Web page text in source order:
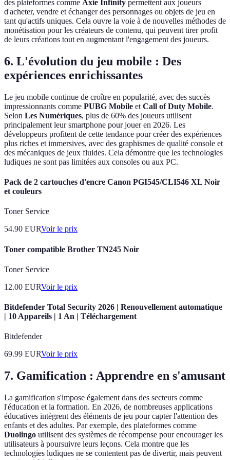
des plateformes comme Axie Infinity permettent aux joueurs
d'acheter, vendre et échanger des personnages ou objets de jeu en
tant qu'actifs uniques. Cela ouvre la voie à de nouvelles méthodes de
monétisation pour les créateurs de contenu, qui peuvent tirer profit
de leurs créations tout en augmentant l'engagement des joueurs.
6. L'évolution du jeu mobile : Des
expériences enrichissantes
Le jeu mobile continue de croître en popularité, avec des succès
impressionnants comme PUBG Mobile et Call of Duty Mobile.
Selon Les Numériques, plus de 60% des joueurs utilisent
principalement leur smartphone pour jouer en 2026. Les
développeurs profitent de cette tendance pour créer des expériences
plus riches et immersives, avec des graphismes de qualité console et
des mécaniques de jeux fluides. Cela démontre que les technologies
ludiques ne sont pas limitées aux consoles ou aux PC.
Pack de 2 cartouches d'encre Canon PGI545/CLI546 XL Noir
et couleurs
Toner Service
54.90 EURVoir le prix
Toner compatible Brother TN245 Noir
Toner Service
12.00 EURVoir le prix
Bitdefender Total Security 2026 | Renouvellement automatique
| 10 Appareils | 1 An | Téléchargement
Bitdefender
69.99 EURVoir le prix
7. Gamification : Apprendre en s'amusant
La gamification s'impose également dans des secteurs comme
l'éducation et la formation. En 2026, de nombreuses applications
éducatives intègrent des éléments de jeu pour capter l'attention des
enfants et des adultes. Par exemple, des plateformes comme
Duolingo utilisent des systèmes de récompense pour encourager les
utilisateurs à poursuivre leurs leçons. Cela montre que les
technologies ludiques ne se contentent pas de divertir, mais peuvent